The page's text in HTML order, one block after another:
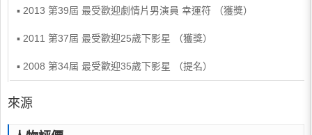
▪ 2013 第39屆 最受歡迎劇情片男演員 幸運符 （獲獎）
▪ 2011 第37屆 最受歡迎25歲下影星 （獲獎）
▪ 2008 第34屆 最受歡迎35歲下影星 （提名）
來源